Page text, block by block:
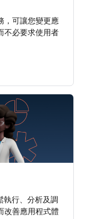
，可讓您變更應
不必要求使用者
執行、分析及調
改善應用程式體